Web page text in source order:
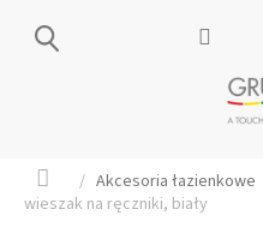
Home
/ Akcesoria łazienkowe
wieszak na ręczniki, biały